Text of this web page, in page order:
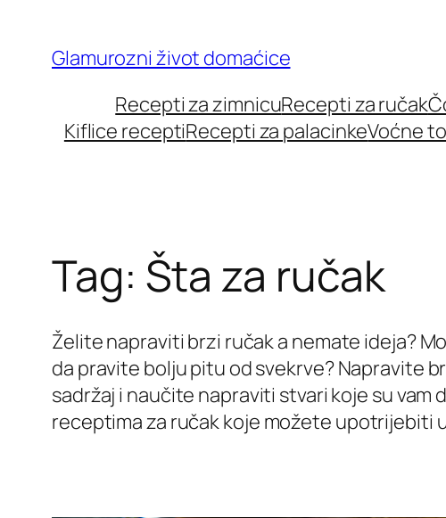
content
Glamurozni život domaćice
Recepti za zimnicuRecepti za ručak
Kiflice receptiRecepti za palacinkeVoćne
Tag: Šta za ručak
Želite napraviti brzi ručak a nemate ideja?
da pravite bolju pitu od svekrve? Napravite
sadržaj i naučite napraviti stvari koje su
receptima za ručak koje možete upotrijebiti